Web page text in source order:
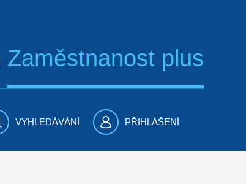
Zaměstnanost plus
VYHLEDÁVÁNÍ PŘIHLÁŠENÍ